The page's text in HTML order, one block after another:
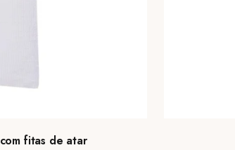
fitas de atar